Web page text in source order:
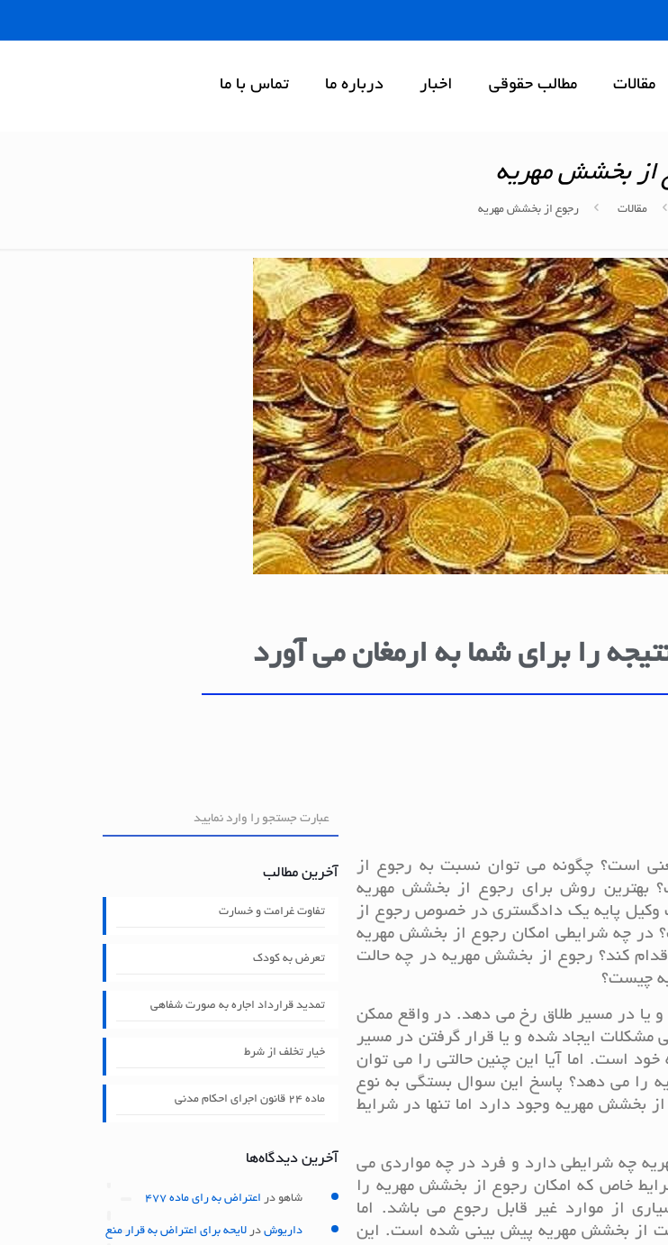
مقالات مطالب حقوقی اخبار درباره ما تماس با ما
از بخشش مهریه
مقالات رجوع از بخشش مهریه
را برای شما به ارمغان می آورد
است؟ چگونه می توان نسبت به رجوع از
بهترین روش برای رجوع از بخشش مهریه
پایه یک دادگستری در خصوص رجوع از
در چه شرایطی امکان رجوع از بخشش مهریه
کند؟ رجوع از بخشش مهریه در چه حالت
چیست؟
در مسیر طلاق رخ می دهد. در واقع ممکن
مشکلات ایجاد شده و یا قرار گرفتن در مسیر
است. اما آیا این چنین حالتی را می توان
را می دهد؟ پاسخ این سوال بستگی به نوع
بخشش مهریه وجود دارد اما تنها در شرایط
چه شرایطی دارد و فرد در چه مواردی می
خاص که امکان رجوع از بخشش مهریه را
از موارد غیر قابل رجوع می باشد. اما
از بخشش مهریه پیش بینی شده است. این
آخرین مطالب
تفاوت غرامت و خسارت
تعرض به کودک
تمدید قرارداد اجاره به صورت شفاهی
خیار تخلف از شرط
ماده ۲۴ قانون اجرای احکام مدنی
آخرین دیدگاه‌ها
شاهو در اعتراض به رای ماده 477
داریوشدر لایحه برای اعتراض به قرار منع